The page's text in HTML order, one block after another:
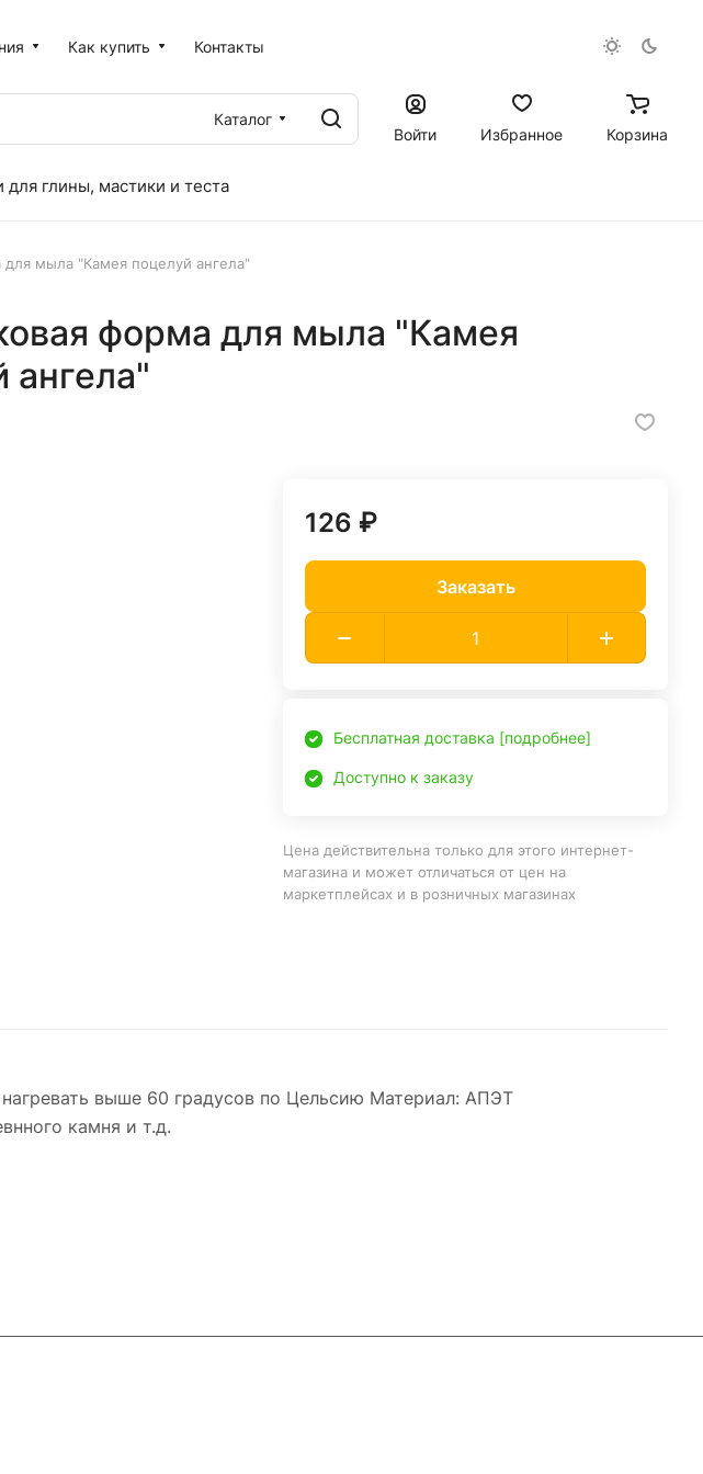
Как купить Контакты
Каталог
Войти
Избранное Корзина
глины, мастики и теста
для мыла "Камея поцелуй ангела"
форма для мыла "Камея
ангела"
126 ₽
Заказать
Бесплатная доставка [подробнее]
Доступно к заказу
Цена действительна только для этого интернет-
магазина и может отличаться от цен на
маркетплейсах и в розничных магазинах
выше 60 градусов по Цельсию Материал: АПЭТ
камня и т.д.